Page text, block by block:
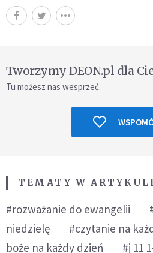
Tworzymy DEON.pl dla
Tu możesz nas wesprzeć.
TEMATY W
#rozważanie do ewangelii
niedzielę
#czytanie na
boże na każdy dzień
#j 11